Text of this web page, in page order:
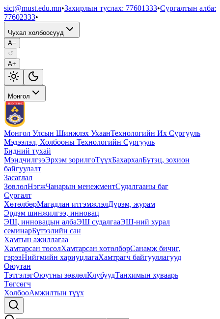
sict@must.edu.mn•Захирлын туслах: 77601333•Сургалтын алба:
77602333•
Чухал холбоосууд
A−
↺
A+
Монгол
Монгол Улсын Шинжлэх УхаанТехнологийн Их Сургууль
Мэдээлэл, Холбооны Технологийн Сургууль
Бидний тухай
МэндчилгээЭрхэм зорилгоТүүхБахархалБүтэц, зохион
байгуулалт
Засаглал
ЗөвлөлНэгжЧанарын менежментСудалгааны баг
Сургалт
ХөтөлбөрМагадлан итгэмжлэлДүрэм, журам
Эрдэм шинжилгээ, инновац
ЭШ, инновацын албаЭШ судалгааЭШ-ний хурал
семинарБүтээлийн сан
Хамтын ажиллагаа
Хамтарсан төсөлХамтарсан хөтөлбөрСанамж бичиг,
гэрээНийгмийн хариуцлагаХамтрагч байгууллагууд
Оюутан
ТэтгэлэгОюутны зөвлөлКлубуудТанхимын хуваарь
Төгсөгч
ХолбооАмжилтын түүх